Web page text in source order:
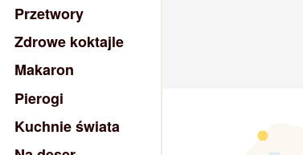
Przetwory
Zdrowe koktajle
Makaron
Pierogi
Kuchnie świata